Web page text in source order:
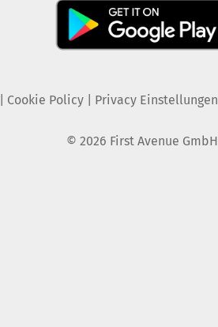
Cookie Policy| Privacy Einstellungen
© 2026 First Avenue GmbH